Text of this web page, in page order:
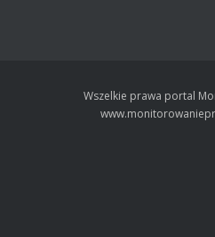
Wszelkie prawa portal